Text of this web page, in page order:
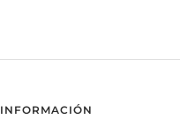
INFORMACIÓN